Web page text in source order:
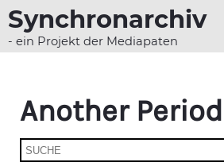
Synchronarchiv
- ein Projekt der Mediapaten
Another